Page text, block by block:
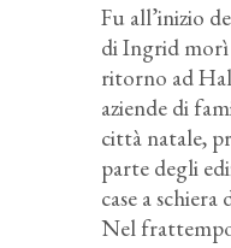
Fu all’inizio
di Ingrid
ritorno ad
aziende di
città natale,
parte degli
case a
Nel